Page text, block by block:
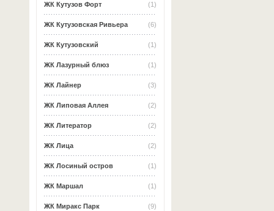
(1)
ЖК Кутузов Форт
(6)
ЖК Кутузовская Ривьера
(1)
ЖК Кутузовский
(1)
ЖК Лазурный блюз
(3)
ЖК Лайнер
(2)
ЖК Липовая Аллея
(2)
ЖК Литератор
(2)
ЖК Лица
(1)
ЖК Лосиный остров
(1)
ЖК Маршал
(9)
ЖК Миракс Парк